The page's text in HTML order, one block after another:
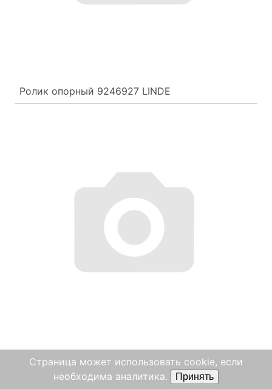
Ролик опорный 9246927 LINDE
Болт шестигранный 9008311233 LINDE
Страница может использовать cookie, если
необходима аналитика.
Принять